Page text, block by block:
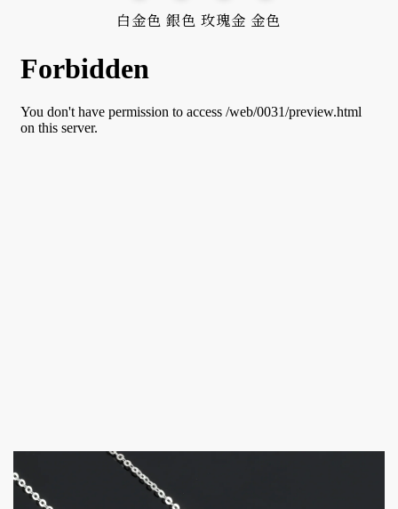
白金色 銀色 玫瑰金 金色